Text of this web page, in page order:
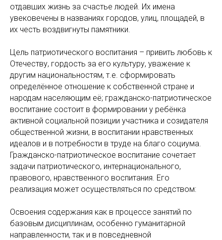
отдавших жизнь за счастье людей. Их имена
увековечены в названиях городов, улиц, площадей, в
их честь воздвигнуты памятники.
Цель патриотического воспитания – привить любовь к
Отечеству, гордость за его культуру, уважение к
другим национальностям, т.е. сформировать
определённое отношение к собственной стране и
народам населяющим её; гражданско-патриотическое
воспитание состоит в формировании у ребёнка
активной социальной позиции участника и созидателя
общественной жизни, в воспитании нравственных
идеалов и в потребности в труде на благо социума.
Гражданско-патриотическое воспитание сочетает
задачи патриотического, интернационального,
правового, нравственного воспитания. Его
реализация может осуществляться по средством:
Освоения содержания как в процессе занятий по
базовым дисциплинам, особенно гуманитарной
направленности, так и в повседневной